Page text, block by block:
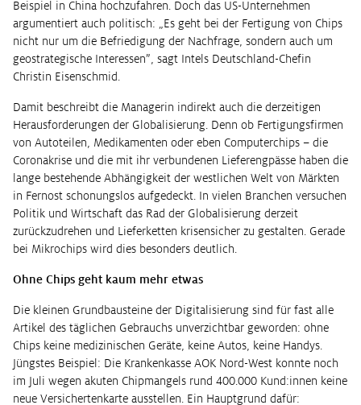
Beispiel in China hochzufahren. Doch das US-Unternehmen
argumentiert auch politisch: „Es geht bei der Fertigung von Chips
nicht nur um die Befriedigung der Nachfrage, sondern auch um
geostrategische Interessen”, sagt Intels Deutschland-Chefin
Christin Eisenschmid.
Damit beschreibt die Managerin indirekt auch die derzeitigen
Herausforderungen der Globalisierung. Denn ob Fertigungsfirmen
von Autoteilen, Medikamenten oder eben Computerchips – die
Coronakrise und die mit ihr verbundenen Lieferengpässe haben die
lange bestehende Abhängigkeit der westlichen Welt von Märkten
in Fernost schonungslos aufgedeckt. In vielen Branchen versuchen
Politik und Wirtschaft das Rad der Globalisierung derzeit
zurückzudrehen und Lieferketten krisensicher zu gestalten. Gerade
bei Mikrochips wird dies besonders deutlich.
Ohne Chips geht kaum mehr etwas
Die kleinen Grundbausteine der Digitalisierung sind für fast alle
Artikel des täglichen Gebrauchs unverzichtbar geworden: ohne
Chips keine medizinischen Geräte, keine Autos, keine Handys.
Jüngstes Beispiel: Die Krankenkasse AOK Nord-West konnte noch
im Juli wegen akuten Chipmangels rund 400.000 Kund:innen keine
neue Versichertenkarte ausstellen. Ein Hauptgrund dafür: